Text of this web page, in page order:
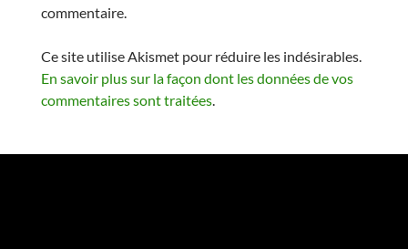
commentaire.
Ce site utilise Akismet pour réduire les indésirables.
En savoir plus sur la façon dont les données de vos
commentaires sont traitées.